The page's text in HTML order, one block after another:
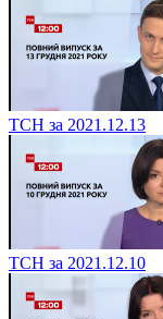
ТСН за 2021.12.13
ТСН за 2021.12.10